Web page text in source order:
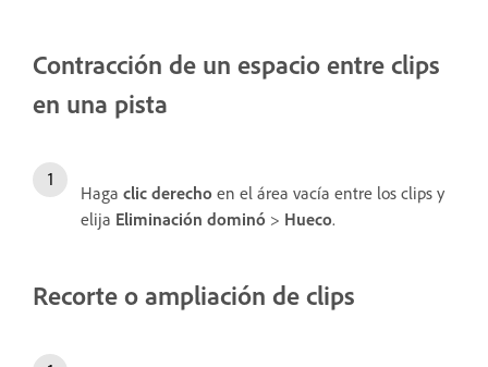
Contracción de un espacio entre clips
en una pista
Haga clic derecho en el área vacía entre los clips y
elija Eliminación dominó > Hueco.
Recorte o ampliación de clips